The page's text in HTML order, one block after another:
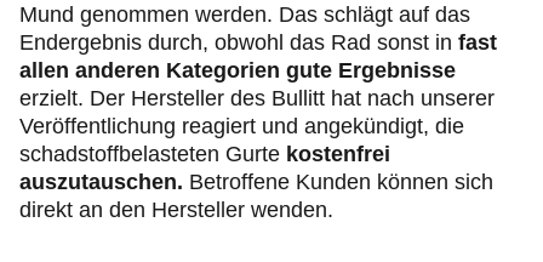
Mund genommen werden. Das schlägt auf das
Endergebnis durch, obwohl das Rad sonst in fast
allen anderen Kategorien gute Ergebnisse
erzielt. Der Hersteller des Bullitt hat nach unserer
Veröffentlichung reagiert und angekündigt, die
schadstoffbelasteten Gurte kostenfrei
auszutauschen. Betroffene Kunden können sich
direkt an den Hersteller wenden.